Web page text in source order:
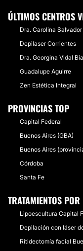
ÚLTIMOS CENTROS
Dra. Carolina Salvador
Depilaser Corrientes
Dra. Georgina Vidal
Guadalupe Aguirre
Zen Estética Integral
PROVINCIAS TOP
Capital Federal
Buenos Aires (GBA)
Buenos Aires
Córdoba
Santa Fe
TRATAMIENTOS
Lipoescultura Capital
Depilación con láser
Ritidectomía facial